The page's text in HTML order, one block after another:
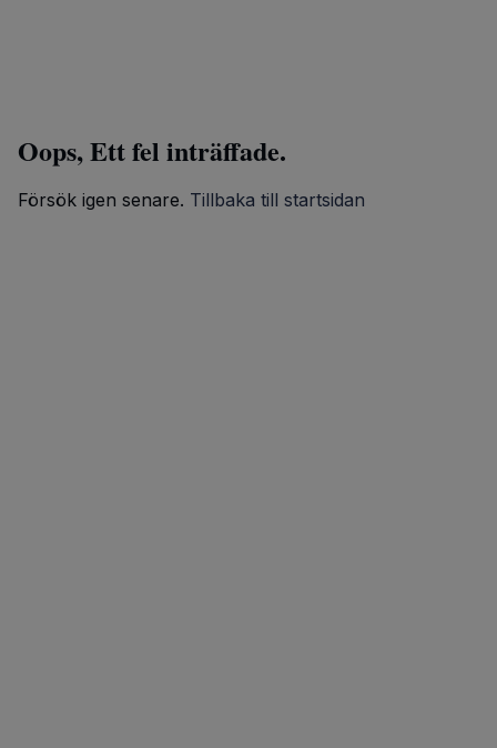
Oops, Ett fel inträffade.
Försök igen senare. Tillbaka till startsidan